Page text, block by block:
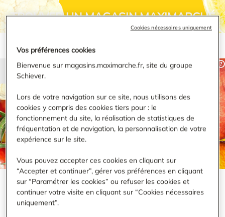
TROUVER UN MAGASIN MAXIMARCHÉ
RECHERCHER
Affiner ma recherche
VOTRE MAGASIN MAXIMARCHÉ À
Vos préférences cookies
Bienvenue sur magasins.maximarche.fr, site du groupe
Schiever.
Lors de votre navigation sur ce site, nous utilisons des
cookies y compris des cookies tiers pour : le
fonctionnement du site, la réalisation de statistiques de
fréquentation et de navigation, la personnalisation de votre
expérience sur le site.
Vous pouvez accepter ces cookies en cliquant sur
“Accepter et continuer”, gérer vos préférences en cliquant
sur “Paramétrer les cookies” ou refuser les cookies et
continuer votre visite en cliquant sur “Cookies nécessaires
uniquement”.
Cookies nécessaires uniquement